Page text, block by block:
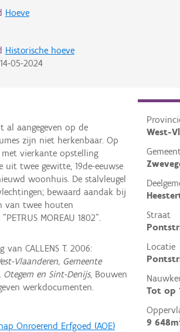
Hoeve
Historische hoeve
14-05-2024
West-
Straat
Locatie
Tot op
9
al aangegeven op de
zijn niet herkenbaar. Op
met vierkante opstelling
uit twee gewitte, 19de-eeuwse
woonhuis. De stalvleugel
bewaard aandak bij
van twee houten
MOREAU 1802".
van CALLENS T. 2006:
Vlaanderen, Gemeente
Otegem en Sint-Denijs, Bouwen
werkdocumenten.
Onroerend Erfgoed (AOE)